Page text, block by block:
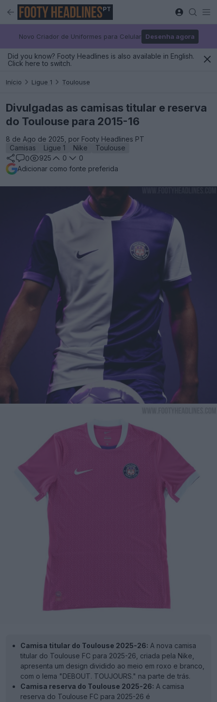
PT
Novo Criador de Uniformes para Celular Desenha agora
Did you know? Footy Headlines is also available in English.
Click here to switch.
Início Ligue 1 Toulouse
Divulgadas as camisas titular e reserva
do Toulouse para 2015-16
8 de Ago de 2025, por Footy Headlines PT
Camisas
Ligue 1 Nike
Toulouse
0
925 0
0
Adicionar como fonte preferida
Camisa titular do Toulouse 2025-26: A nova camisa
titular do Toulouse FC para 2025-26, criada pela Nike,
apresenta um design dividido ao meio em roxo e branco,
com o lema "DEBOUT. TOUJOURS." na parte de trás.
Camisa reserva do Toulouse 2025-26: A camisa
reserva do Toulouse FC para 2025-26 é